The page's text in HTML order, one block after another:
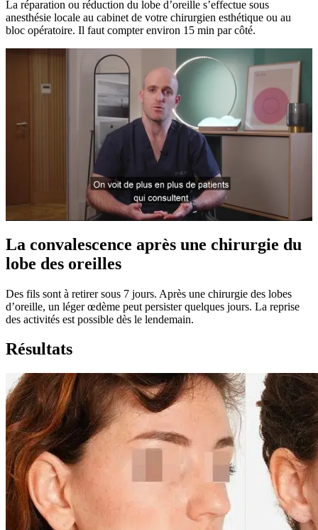
La réparation ou réduction du lobe d’oreille s’effectue sous
anesthésie locale au cabinet de votre chirurgien esthétique ou au
bloc opératoire. Il faut compter environ 15 min par côté.
La convalescence après une chirurgie du
lobe des oreilles
Des fils sont à retirer sous 7 jours. Après une chirurgie des lobes
d’oreille, un léger œdème peut persister quelques jours. La reprise
des activités est possible dès le lendemain.
Résultats